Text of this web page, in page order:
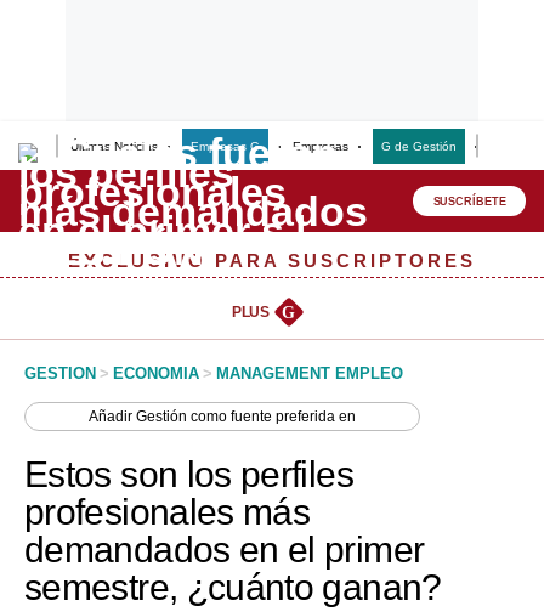
Últimas Noticias Empresas G Empresas G de Gestión
Lo último
Peru Quiosco
Management & Empleo
Perú
Política
Tu Dinero
SUSCRÍBETE
EXCLUSIVO PARA SUSCRIPTORES
PLUS G
GESTION > ECONOMIA > MANAGEMENT EMPLEO
AñadirGestión como fuente preferida en
Estos son los perfiles
profesionales más
demandados en el primer
semestre, ¿cuánto ganan?